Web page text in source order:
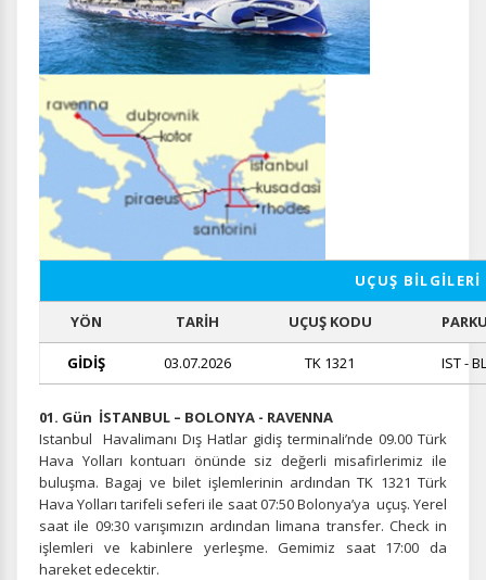
UÇUŞ BİLGİLERİ
YÖN TARİH UÇUŞ KODU
GİDİŞ 03.07.2026 TK 1321 IST -
01. Gün İSTANBUL – BOLONYA - RAVENNA
Istanbul Havalimanı Dış Hatlar gidiş terminali’nde 09.00 Türk
Hava Yolları kontuarı önünde siz değerli misafirlerimiz ile
buluşma. Bagaj ve bilet işlemlerinin ardından TK 1321 Türk
Hava Yolları tarifeli seferi ile saat 07:50 Bolonya’ya uçuş. Yerel
saat ile 09:30 varışımızın ardından limana transfer. Check in
işlemleri ve kabinlere yerleşme. Gemimiz saat 17:00 da
hareket edecektir.